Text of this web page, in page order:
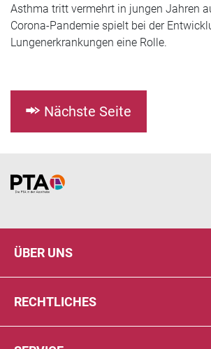
Asthma tritt vermehrt in jungen Jahren
Corona-Pandemie spielt bei der
Lungenerkrankungen eine Rolle.
Nächste Seite
Home
ÜBER UNS
RECHTLICHES